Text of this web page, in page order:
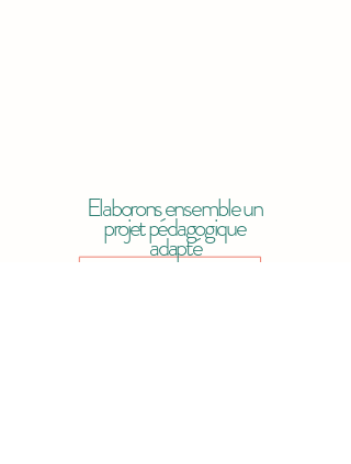
Elaborons ensemble un
projet pédagogique
adapté